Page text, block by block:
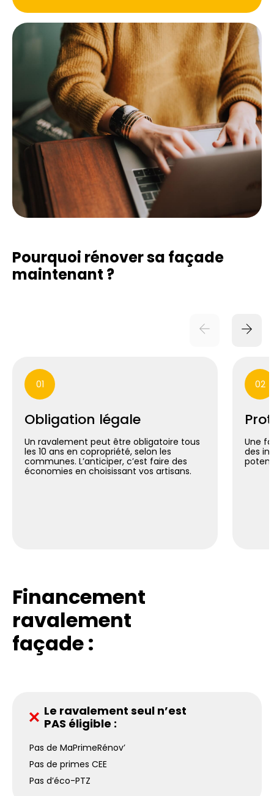
Pourquoi rénover sa façade
maintenant ?
01
Obligation légale
Un ravalement peut être obligatoire tous
les 10 ans en copropriété, selon les
communes. L’anticiper, c’est faire des
économies en choisissant vos artisans.
02
Une
des
Financement
ravalement
façade :
Le ravalement seul n’est
PAS éligible :
Pas de MaPrimeRénov’
Pas de primes CEE
Pas d’éco-PTZ